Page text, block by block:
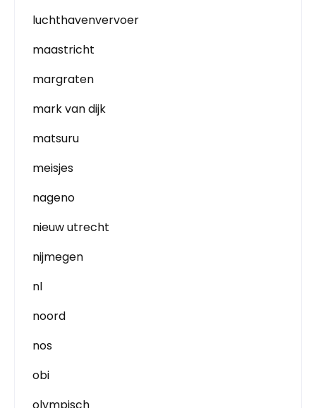
luchthavenvervoer
maastricht
margraten
mark van dijk
matsuru
meisjes
nageno
nieuw utrecht
nijmegen
nl
noord
nos
obi